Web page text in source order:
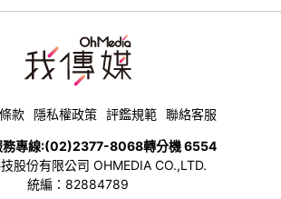
款 隱私權政策 評鑑規範 聯絡客服
專線:(02)2377-8068轉分機 6554
股份有限公司 OHMEDIA CO.,LTD.
統編：82884789